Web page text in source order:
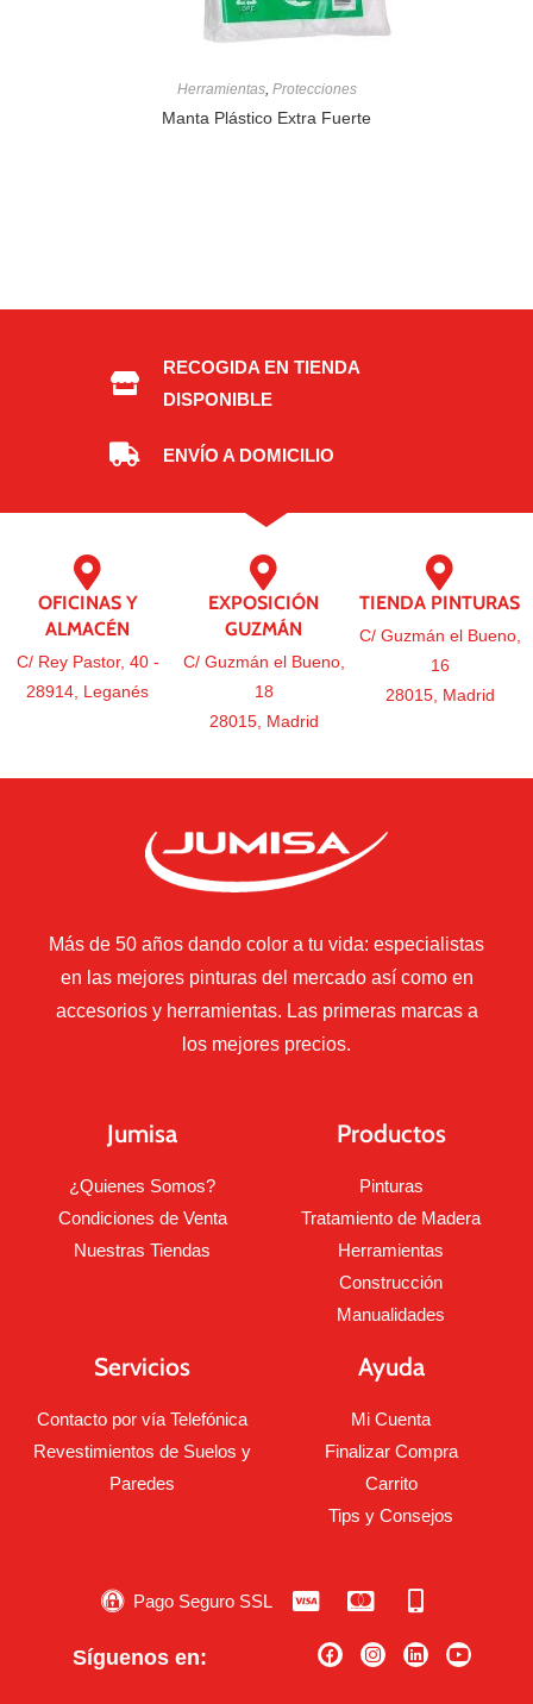
Herramientas, Protecciones
Manta Plástico Extra Fuerte
RECOGIDA EN TIENDA
DISPONIBLE
ENVÍO A DOMICILIO
OFICINAS Y
ALMACÉN
C/ Rey Pastor, 40 -
28914, Leganés
EXPOSICIÓN
GUZMÁN
C/ Guzmán el Bueno,
18
28015, Madrid
TIENDA PINTURAS
C/ Guzmán el Bueno,
16
28015, Madrid
Más de 50 años dando color a tu vida: especialistas
en las mejores pinturas del mercado así como en
accesorios y herramientas. Las primeras marcas a
los mejores precios.
Jumisa
¿Quienes Somos?
Condiciones de Venta
Nuestras Tiendas
Productos
Pinturas
Tratamiento de Madera
Herramientas
Construcción
Manualidades
Servicios
Contacto por vía Telefónica
Revestimientos de Suelos y
Paredes
Ayuda
Mi Cuenta
Finalizar Compra
Carrito
Tips y Consejos
Pago Seguro SSL
Síguenos en: